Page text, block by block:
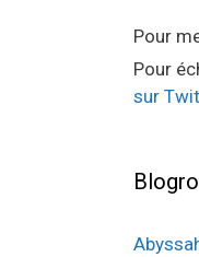
Pour
Pour
sur